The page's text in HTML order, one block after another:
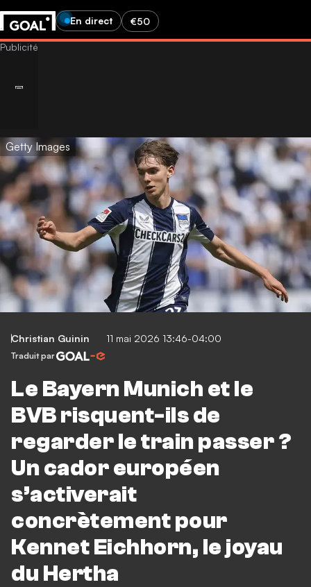
En direct €50
Getty Images
Christian Guinin 11 mai 2026 13:46-04:00
Traduit par
Le Bayern Munich et le
BVB risquent-ils de
regarder le train passer ?
Un cador européen
s’activerait
concrètement pour
Kennet Eichhorn, le joyau
du Hertha